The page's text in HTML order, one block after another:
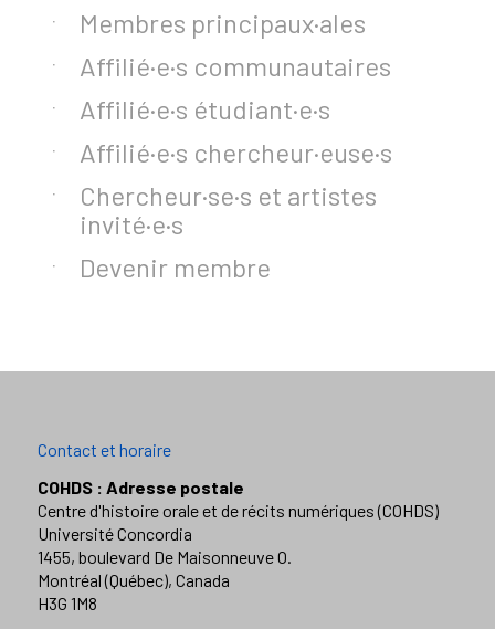
Membres principaux·ales
Affilié·e·s communautaires
Affilié·e·s étudiant·e·s
Affilié·e·s chercheur·euse·s
Chercheur·se·s et artistes
invité·e·s
Devenir membre
Contact et horaire
COHDS : Adresse postale
Centre d'histoire orale et de récits numériques (COHDS)
Université Concordia
1455, boulevard De Maisonneuve O.
Montréal (Québec), Canada
H3G 1M8